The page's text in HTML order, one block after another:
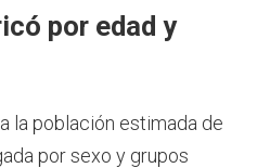
por edad y
la población estimada de
por sexo y grupos